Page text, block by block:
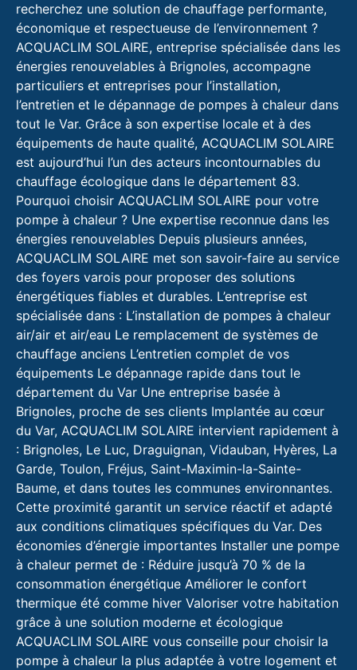
recherchez une solution de chauffage performante,
économique et respectueuse de l’environnement ?
ACQUACLIM SOLAIRE, entreprise spécialisée dans les
énergies renouvelables à Brignoles, accompagne
particuliers et entreprises pour l’installation,
l’entretien et le dépannage de pompes à chaleur dans
tout le Var. Grâce à son expertise locale et à des
équipements de haute qualité, ACQUACLIM SOLAIRE
est aujourd’hui l’un des acteurs incontournables du
chauffage écologique dans le département 83.
Pourquoi choisir ACQUACLIM SOLAIRE pour votre
pompe à chaleur ? Une expertise reconnue dans les
énergies renouvelables Depuis plusieurs années,
ACQUACLIM SOLAIRE met son savoir-faire au service
des foyers varois pour proposer des solutions
énergétiques fiables et durables. L’entreprise est
spécialisée dans : L’installation de pompes à chaleur
air/air et air/eau Le remplacement de systèmes de
chauffage anciens L’entretien complet de vos
équipements Le dépannage rapide dans tout le
département du Var Une entreprise basée à
Brignoles, proche de ses clients Implantée au cœur
du Var, ACQUACLIM SOLAIRE intervient rapidement à
: Brignoles, Le Luc, Draguignan, Vidauban, Hyères, La
Garde, Toulon, Fréjus, Saint-Maximin-la-Sainte-
Baume, et dans toutes les communes environnantes.
Cette proximité garantit un service réactif et adapté
aux conditions climatiques spécifiques du Var. Des
économies d’énergie importantes Installer une pompe
à chaleur permet de : Réduire jusqu’à 70 % de la
consommation énergétique Améliorer le confort
thermique été comme hiver Valoriser votre habitation
grâce à une solution moderne et écologique
ACQUACLIM SOLAIRE vous conseille pour choisir la
pompe à chaleur la plus adaptée à votre logement et